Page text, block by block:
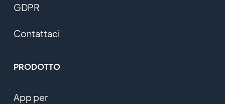
GDPR
Contattaci
PRODOTTO
App per